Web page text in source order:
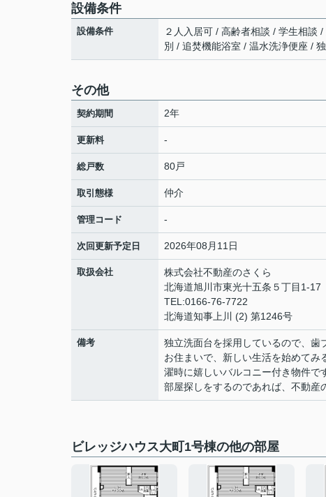
設備条件
設備条件
２人入居可 / 高齢者相談 / 学生相談
別 / 追焚機能浴室 / 温水洗浄便座 /
その他
契約期間 2年
更新料 -
総戸数 80戸
取引態様 仲介
管理コード -
次回更新予定日 2026年08月11日
取扱会社
株式会社不動産のさくら
北海道旭川市東光十五条５丁目1-17
TEL:0166-76-7722
北海道知事上川 (2) 第1246号
備考
独立洗面台を採用しているので、
お住まいで、新しい生活を始めて
濯時に嬉しいバルコニー付き物件で
部屋探しをするのであれば、不動産
ビレッジハウス大町1号棟の他の部屋